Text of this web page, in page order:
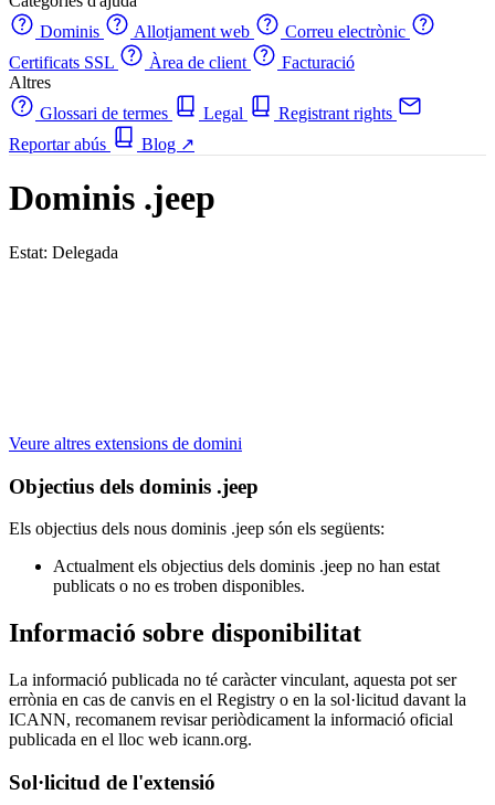
Dominis
Allotjament web
Correu electrònic
Certificats SSL
Àrea de client
Facturació
Altres
Glossari de termes
Legal
Registrant rights
Reportar abús
Blog ↗
Dominis .jeep
Estat: Delegada
Veure altres extensions de domini
Objectius dels dominis .jeep
Els objectius dels nous dominis .jeep són els següents:
Actualment els objectius dels dominis .jeep no han estat
publicats o no es troben disponibles.
Informació sobre disponibilitat
La informació publicada no té caràcter vinculant, aquesta pot ser
errònia en cas de canvis en el Registry o en la sol·licitud davant la
ICANN, recomanem revisar periòdicament la informació oficial
publicada en el lloc web icann.org.
Sol·licitud de l'extensió